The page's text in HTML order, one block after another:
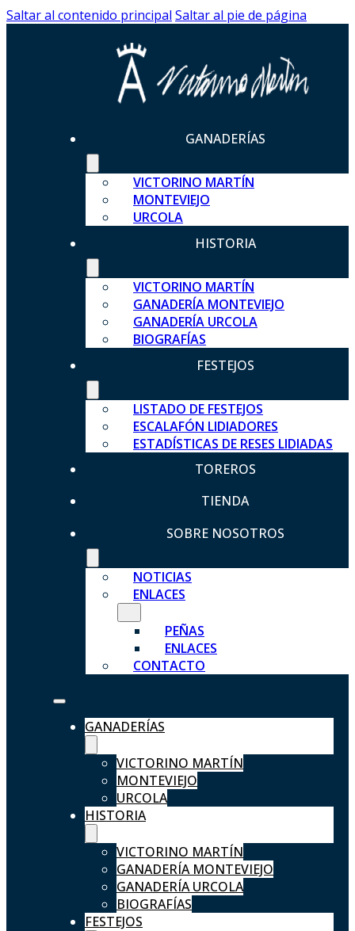
Saltar al contenido principal Saltar al pie de página
GANADERÍAS
VICTORINO MARTÍN
MONTEVIEJO
URCOLA
HISTORIA
VICTORINO MARTÍN
GANADERÍA MONTEVIEJO
GANADERÍA URCOLA
BIOGRAFÍAS
FESTEJOS
LISTADO DE FESTEJOS
ESCALAFÓN LIDIADORES
ESTADÍSTICAS DE RESES LIDIADAS
TOREROS
TIENDA
SOBRE NOSOTROS
NOTICIAS
ENLACES
PEÑAS
ENLACES
CONTACTO
GANADERÍAS
VICTORINO MARTÍN
MONTEVIEJO
URCOLA
HISTORIA
VICTORINO MARTÍN
GANADERÍA MONTEVIEJO
GANADERÍA URCOLA
BIOGRAFÍAS
FESTEJOS